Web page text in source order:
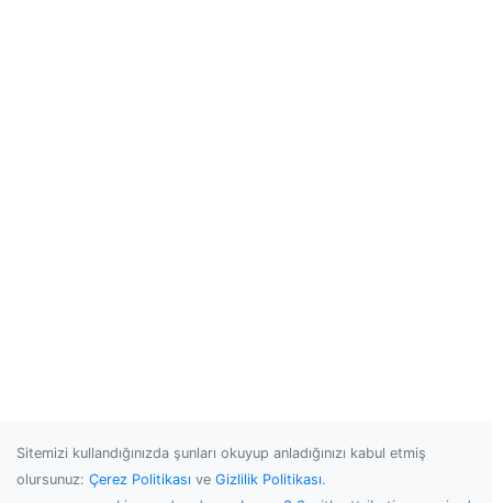
Sitemizi kullandığınızda şunları okuyup anladığınızı kabul etmiş
olursunuz: Çerez Politikası ve Gizlilik Politikası.